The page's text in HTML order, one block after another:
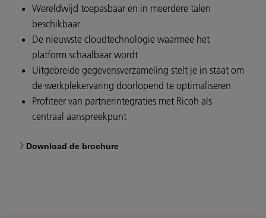
Wereldwijd toepasbaar en in meerdere talen
beschikbaar
De nieuwste cloudtechnologie waarmee het
platform schaalbaar wordt
Uitgebreide gegevensverzameling stelt je in staat om
de werkplekervaring doorlopend te optimaliseren
Profiteer van partnerintegraties met Ricoh als
centraal aanspreekpunt
Download de brochure